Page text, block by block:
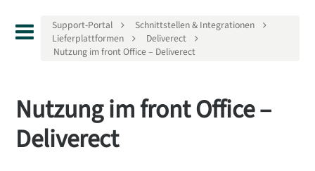
Support-Portal
Schnittstellen & Integrationen
Lieferplattformen
Deliverect
Nutzung im front Office – Deliverect
Nutzung im front Office –
Deliverect